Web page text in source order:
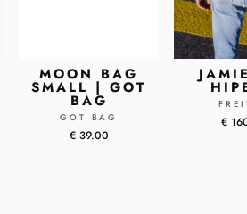
MOON BAG
SMALL | GOT
BAG
GOT BAG
€ 39.00
€